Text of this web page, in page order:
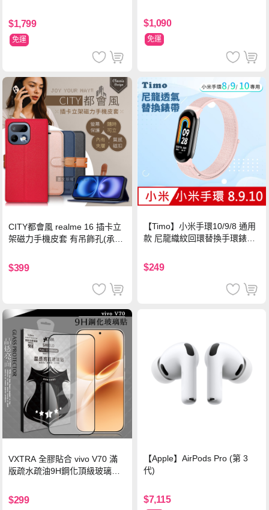
$1,799
免運
$1,090
免運
CITY都會風 realme 16 插卡立
架磁力手機皮套 有吊飾孔(承諾
$399
【Timo】小米手環10/9/8 通用
款 尼龍織紋回環替換手環錶帶-
$249
VXTRA 全膠貼合 vivo V70 滿
版疏水疏油9H鋼化頂級玻璃貼
$299
【Apple】AirPods Pro (第 3
代)
$7,115